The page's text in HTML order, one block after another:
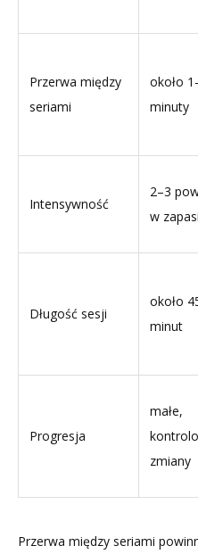
Przerwa między
seriami
około
minuty
Intensywność
2–3
w
Długość sesji
około
minut
Progresja
małe,
zmiany
Przerwa między seriami